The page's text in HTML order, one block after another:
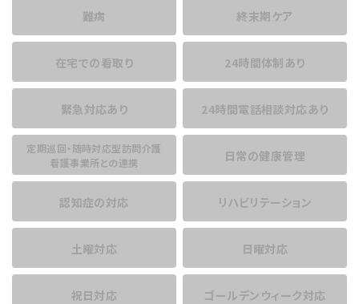
難病 終末期ケア
在宅での看取り 24時間体制あり
緊急対応あり 24時間電話相談対応あり
定期巡回・随時対応型訪問介護
看護事業所との連携
日常の健康管理
認知症の対応 リハビリテーション
土曜対応 日曜対応
祝日対応 ゴールデンウィーク対応